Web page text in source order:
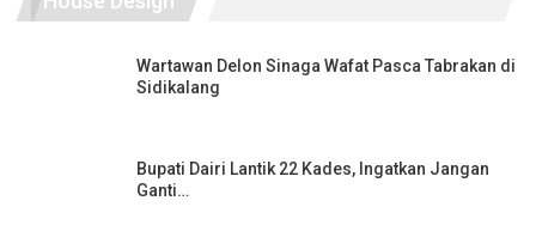
Wartawan Delon Sinaga Wafat Pasca Tabrakan di
Sidikalang
Bupati Dairi Lantik 22 Kades, Ingatkan Jangan
Ganti…